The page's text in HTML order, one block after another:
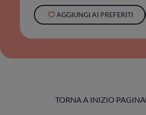
AGGIUNGI AI PREFERITI
TORNA A INIZIO PAGINA